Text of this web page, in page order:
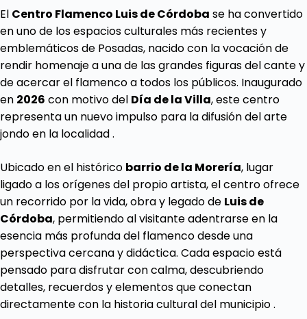
El Centro Flamenco Luis de Córdoba se ha convertido
en uno de los espacios culturales más recientes y
emblemáticos de Posadas, nacido con la vocación de
rendir homenaje a una de las grandes figuras del cante y
de acercar el flamenco a todos los públicos. Inaugurado
en 2026 con motivo del Día de la Villa, este centro
representa un nuevo impulso para la difusión del arte
jondo en la localidad .
Ubicado en el histórico barrio de la Morería, lugar
ligado a los orígenes del propio artista, el centro ofrece
un recorrido por la vida, obra y legado de Luis de
Córdoba, permitiendo al visitante adentrarse en la
esencia más profunda del flamenco desde una
perspectiva cercana y didáctica. Cada espacio está
pensado para disfrutar con calma, descubriendo
detalles, recuerdos y elementos que conectan
directamente con la historia cultural del municipio .